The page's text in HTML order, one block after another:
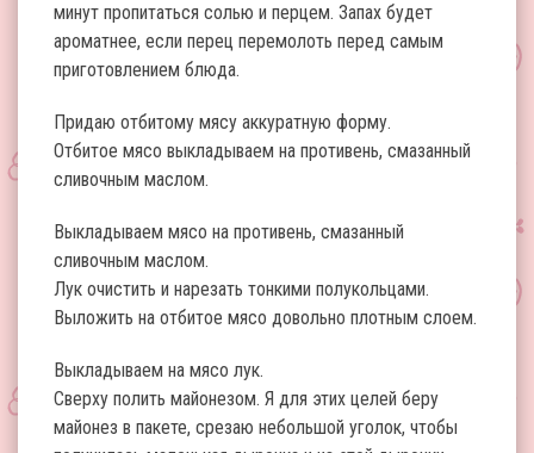
минут пропитаться солью и перцем. Запах будет
ароматнее, если перец перемолоть перед самым
приготовлением блюда.
Придаю отбитому мясу аккуратную форму.
Отбитое мясо выкладываем на противень, смазанный
сливочным маслом.
Выкладываем мясо на противень, смазанный
сливочным маслом.
Лук очистить и нарезать тонкими полукольцами.
Выложить на отбитое мясо довольно плотным слоем.
Выкладываем на мясо лук.
Сверху полить майонезом. Я для этих целей беру
майонез в пакете, срезаю небольшой уголок, чтобы